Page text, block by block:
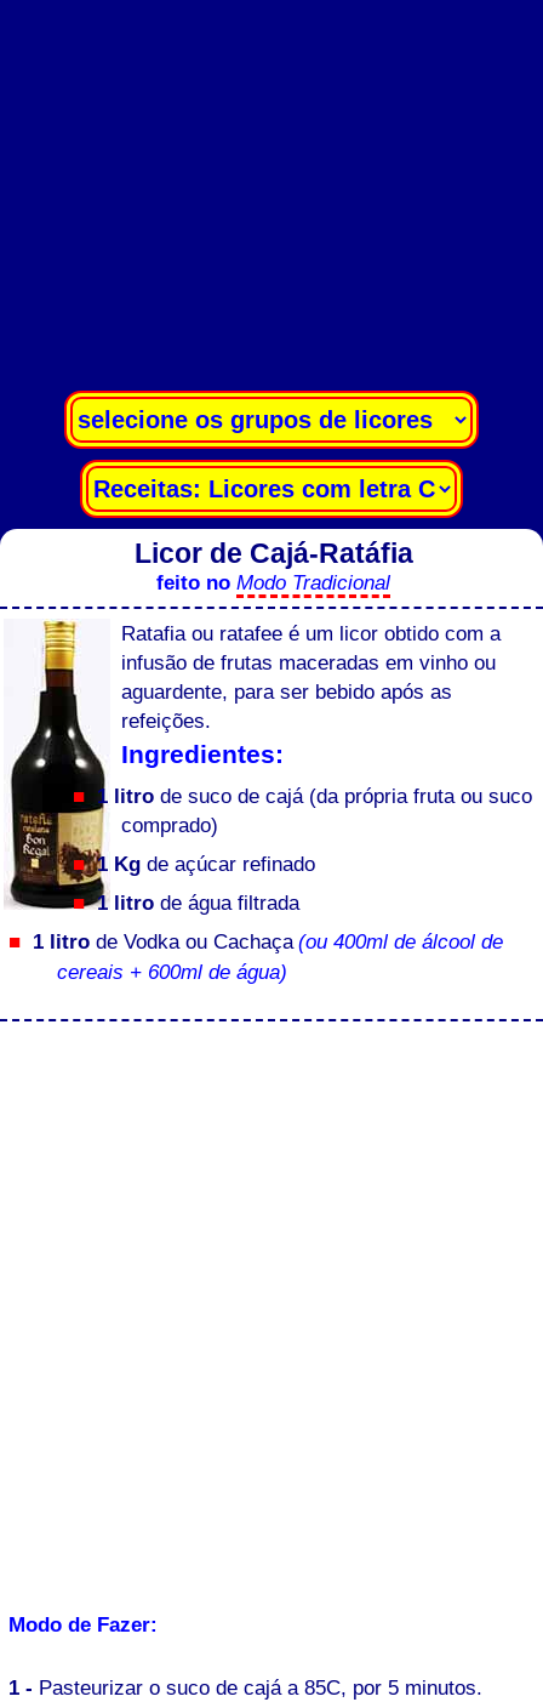
Licor de Cajá-Ratáfia
feito no Modo Tradicional
Ratafia ou ratafee é um licor obtido com a
infusão de frutas maceradas em vinho ou
aguardente, para ser bebido após as
refeições.
Ingredientes:
1 litrode suco de cajá (da própria fruta ou suco
comprado)
1 Kgde açúcar refinado
1 litrode água filtrada
1 litro de Vodka ou Cachaça (ou 400ml de álcool de
cereais + 600ml de água)
Modo de Fazer:
1 - Pasteurizar o suco de cajá a 85C, por 5 minutos.